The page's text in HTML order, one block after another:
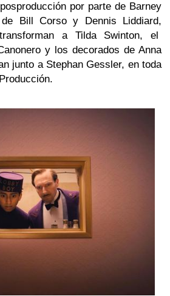
por parte de Barney
Bill Corso y Dennis Liddiard,
a Tilda Swinton, el
y los decorados de Anna
junto a Stephan Gessler, en toda